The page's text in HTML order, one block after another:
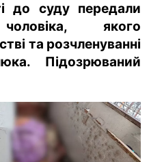
харків
архів
gambling
до суду передали
якого
та розчленуванні
Підозрюваний